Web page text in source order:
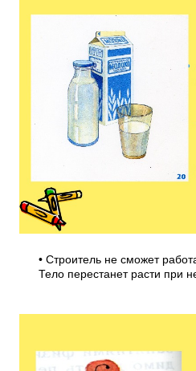
• Строитель не сможет
Тело перестанет расти при